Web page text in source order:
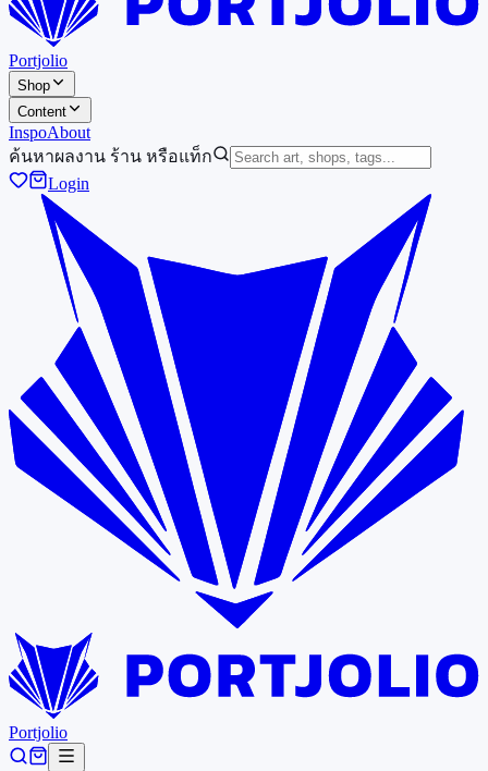
Portjolio
Shop
Content
InspoAbout
ค้นหาผลงาน ร้าน หรือแท็ก
Login
Portjolio